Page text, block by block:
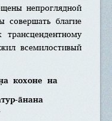
непроглядной
благие
всемилостивый
кохоне на
а̄нана